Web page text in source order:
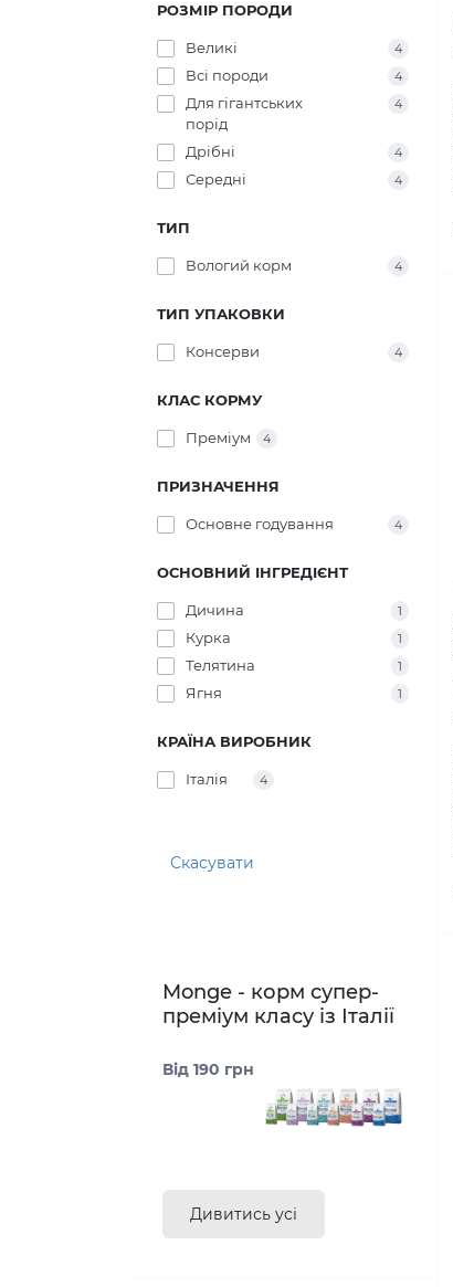
РОЗМІР ПОРОДИ
Великі 4
Всі породи 4
Для гігантських
порід
4
Дрібні 4
Середні 4
ТИП
Вологий корм 4
ТИП УПАКОВКИ
Консерви 4
КЛАС КОРМУ
Преміум 4
ПРИЗНАЧЕННЯ
Основне годування 4
ОСНОВНИЙ ІНГРЕДІЄНТ
Дичина 1
Курка 1
Телятина 1
Ягня 1
КРАЇНА ВИРОБНИК
Італія 4
Скасувати
Monge - корм супер-
преміум класу із Італії
Від 190 грн
Дивитись усі